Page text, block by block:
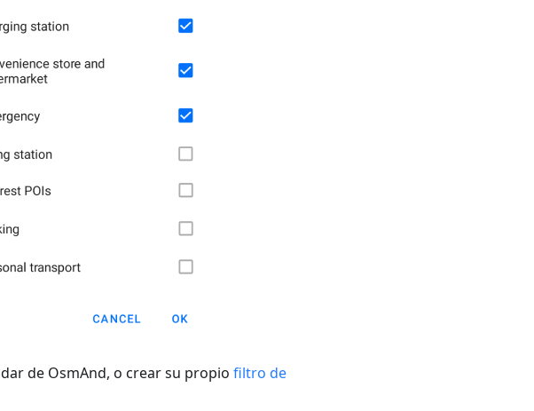
de OsmAnd, o crear su propio filtro de